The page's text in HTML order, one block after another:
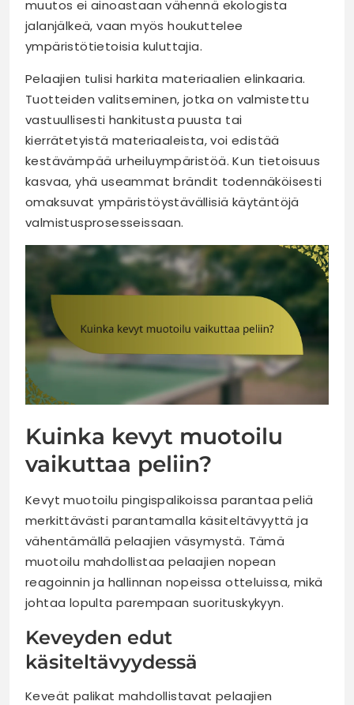
muutos ei ainoastaan vähennä ekologista
jalanjälkeä, vaan myös houkuttelee
ympäristötietoisia kuluttajia.
Pelaajien tulisi harkita materiaalien elinkaaria.
Tuotteiden valitseminen, jotka on valmistettu
vastuullisesti hankitusta puusta tai
kierrätetyistä materiaaleista, voi edistää
kestävämpää urheiluympäristöä. Kun tietoisuus
kasvaa, yhä useammat brändit todennäköisesti
omaksuvat ympäristöystävällisiä käytäntöjä
valmistusprosesseissaan.
Kuinka kevyt muotoilu
vaikuttaa peliin?
Kevyt muotoilu pingispalikoissa parantaa peliä
merkittävästi parantamalla käsiteltävyyttä ja
vähentämällä pelaajien väsymystä. Tämä
muotoilu mahdollistaa pelaajien nopean
reagoinnin ja hallinnan nopeissa otteluissa, mikä
johtaa lopulta parempaan suorituskykyyn.
Keveyden edut
käsiteltävyydessä
Keveät palikat mahdollistavat pelaajien